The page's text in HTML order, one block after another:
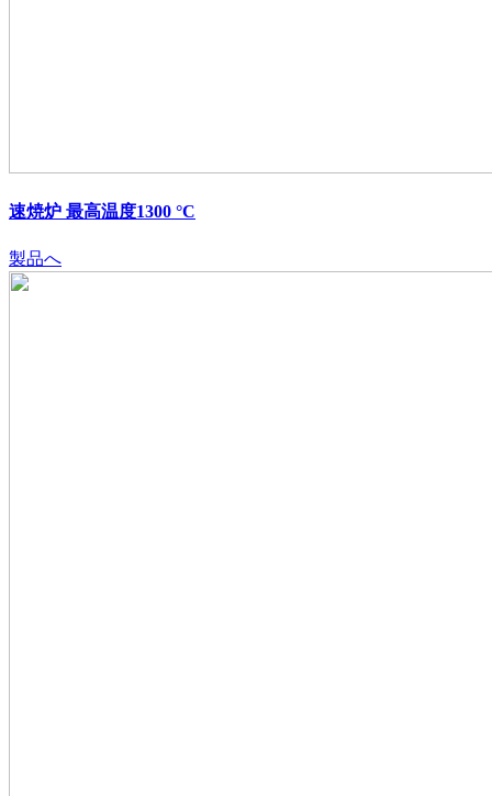
速焼炉 最高温度1300 °C
製品へ